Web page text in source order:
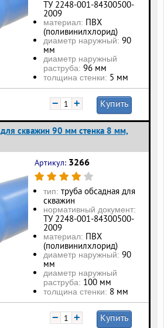
ТУ 2248-001-84300500-
2009
материал: ПВХ
(поливинилхлорид)
диаметр наружный: 90
мм
диаметр наружный
раструба: 96 мм
толщина стенки: 5 мм
− + Купить
скважин 90 мм стенка 8 мм,
Артикул: 3266
тип: труба обсадная для
скважин
нормативный документ:
ТУ 2248-001-84300500-
2009
материал: ПВХ
(поливинилхлорид)
диаметр наружный: 90
мм
диаметр наружный
раструба: 100 мм
толщина стенки: 8 мм
− + Купить